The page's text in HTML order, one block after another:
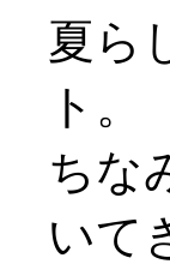
夏ら
ト。
ちな
いて